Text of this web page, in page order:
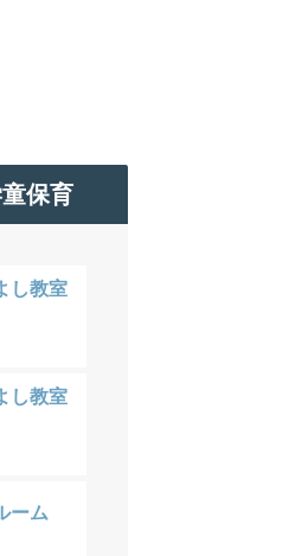
保育
し教室
し教室
ーム